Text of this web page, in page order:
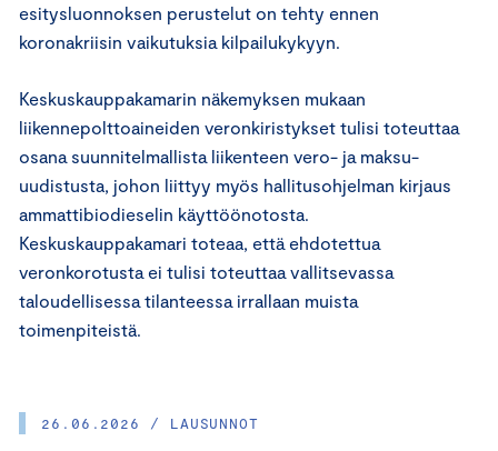
26.06.2026 / LAUSUNNOT
esitysluonnoksen perustelut on tehty ennen
koronakriisin vaikutuksia kilpailukykyyn.
Keskuskauppakamarin näkemyksen mukaan
liikennepolttoaineiden veronkiristykset tulisi toteuttaa
osana suunnitelmallista liikenteen vero- ja maksu-
uudistusta, johon liittyy myös hallitusohjelman kirjaus
ammattibiodieselin käyttöönotosta.
Keskuskauppakamari toteaa, että ehdotettua
veronkorotusta ei tulisi toteuttaa vallitsevassa
taloudellisessa tilanteessa irrallaan muista
toimenpiteistä.